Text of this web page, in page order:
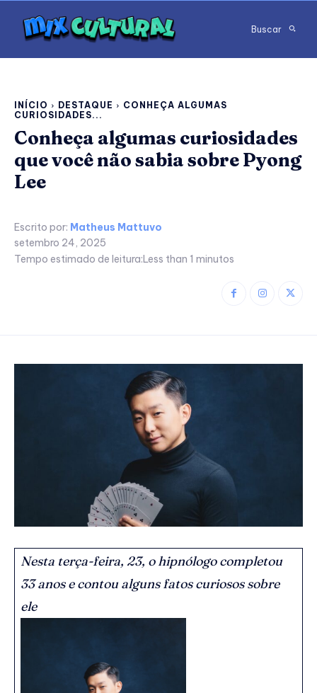
Buscar
INÍCIO DESTAQUE
CONHEÇA ALGUMAS
CURIOSIDADES...
Conheça algumas curiosidades
que você não sabia sobre Pyong
Lee
Escrito por: Matheus Mattuvo
setembro 24, 2025
Tempo estimado de leitura:Less than 1 minutos
Nesta terça-feira, 23, o hipnólogo completou
33 anos e contou alguns fatos curiosos sobre
ele